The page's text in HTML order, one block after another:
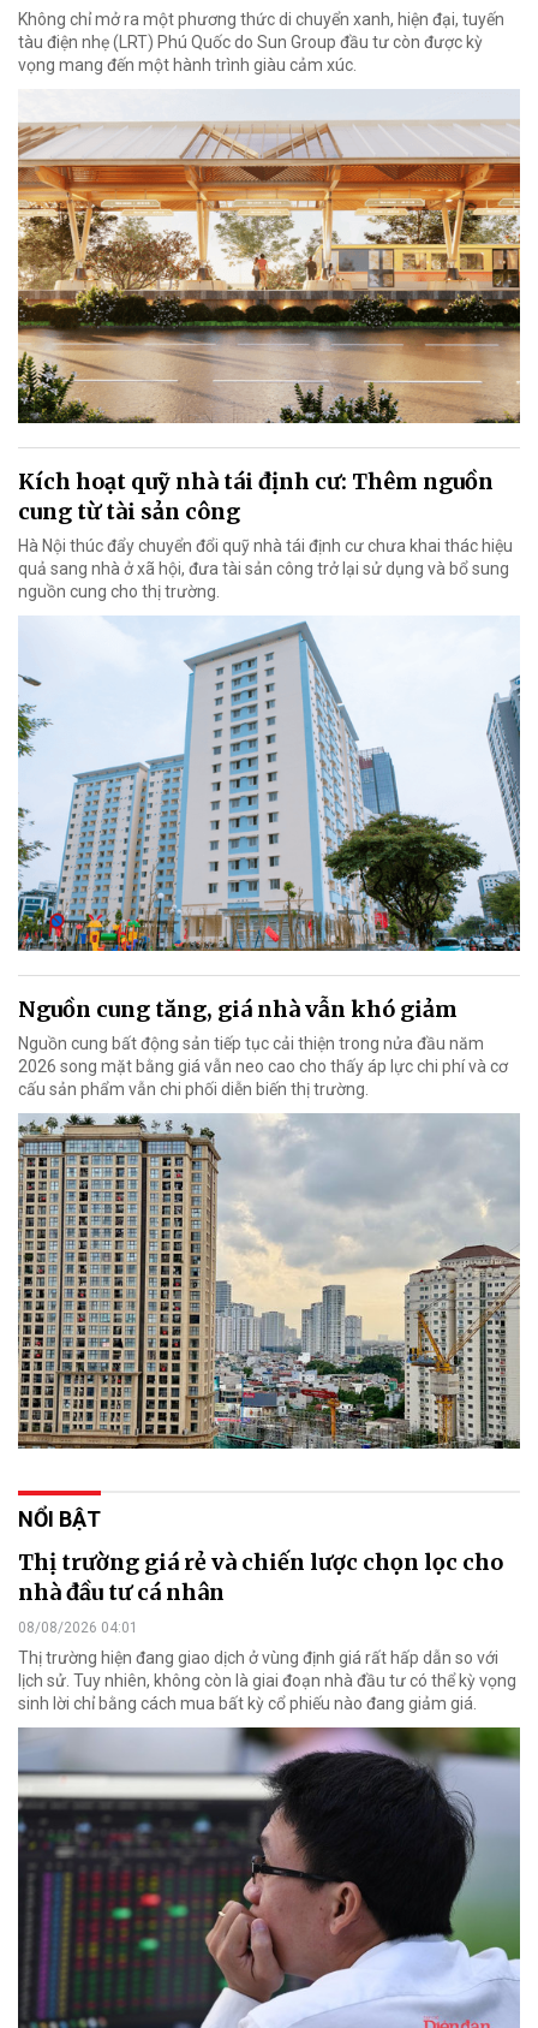
Không chỉ mở ra một phương thức di chuyển xanh, hiện đại, tuyến
tàu điện nhẹ (LRT) Phú Quốc do Sun Group đầu tư còn được kỳ
vọng mang đến một hành trình giàu cảm xúc.
Kích hoạt quỹ nhà tái định cư: Thêm nguồn
cung từ tài sản công
Hà Nội thúc đẩy chuyển đổi quỹ nhà tái định cư chưa khai thác hiệu
quả sang nhà ở xã hội, đưa tài sản công trở lại sử dụng và bổ sung
nguồn cung cho thị trường.
Nguồn cung tăng, giá nhà vẫn khó giảm
Nguồn cung bất động sản tiếp tục cải thiện trong nửa đầu năm
2026 song mặt bằng giá vẫn neo cao cho thấy áp lực chi phí và cơ
cấu sản phẩm vẫn chi phối diễn biến thị trường.
NỔI BẬT
Thị trường giá rẻ và chiến lược chọn lọc cho
nhà đầu tư cá nhân
08/08/2026 04:01
Thị trường hiện đang giao dịch ở vùng định giá rất hấp dẫn so với
lịch sử. Tuy nhiên, không còn là giai đoạn nhà đầu tư có thể kỳ vọng
sinh lời chỉ bằng cách mua bất kỳ cổ phiếu nào đang giảm giá.